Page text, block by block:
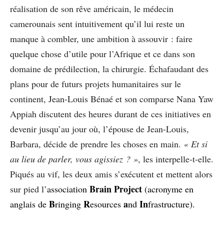
réalisation de son rêve américain, le médecin
camerounais sent intuitivement qu’il lui reste un
manque à combler, une ambition à assouvir : faire
quelque chose d’utile pour l’Afrique et ce dans son
domaine de prédilection, la chirurgie. Échafaudant des
plans pour de futurs projets humanitaires sur le
continent, Jean-Louis Bénaé et son comparse Nana Yaw
Appiah discutent des heures durant de ces initiatives en
devenir jusqu’au jour où, l’épouse de Jean-Louis,
Barbara, décide de prendre les choses en main. « Et si
au lieu de parler, vous agissiez ? », les interpelle-t-elle.
Piqués au vif, les deux amis s’exécutent et mettent alors
sur pied l’association Brain Project (acronyme en
anglais de Bringing Resources and Infrastructure).